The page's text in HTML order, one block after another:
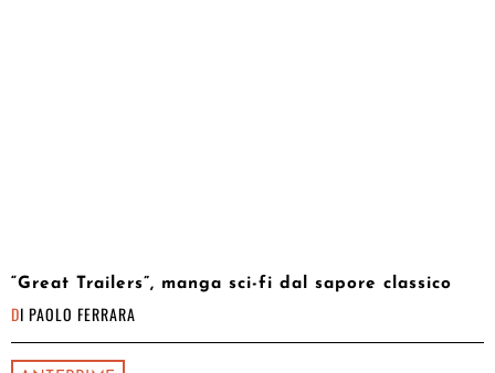
“Great Trailers”, manga sci-fi dal sapore classico
DI PAOLO FERRARA